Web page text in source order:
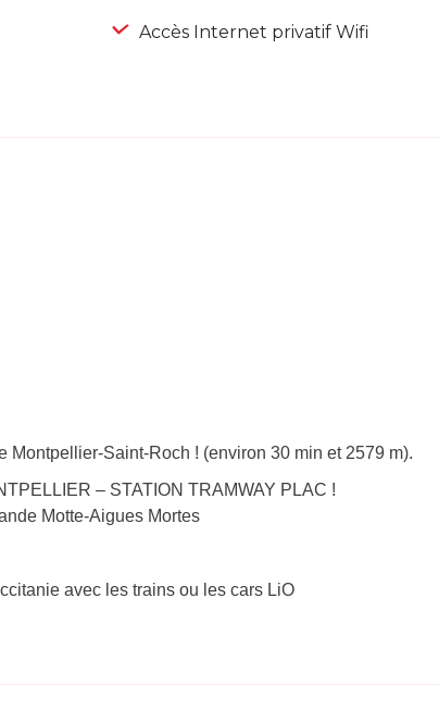
Accès Internet privatif Wifi
Montpellier-Saint-Roch ! (environ 30 min et 2579 m).
– STATION TRAMWAY PLAC !
Motte-Aigues Mortes
avec les trains ou les cars LiO